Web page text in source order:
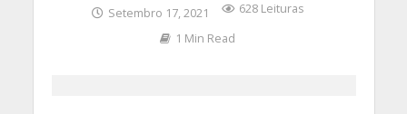
Setembro 17, 2021
628 Leituras
1 Min Read